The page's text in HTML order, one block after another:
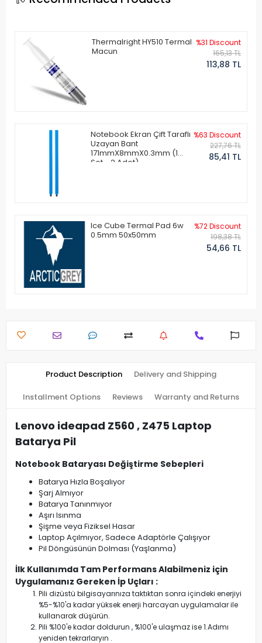
Thermalright HY510 Termal
Macun
%31 Discount
165,13 TL
113,88 TL
Notebook Ekran Çift Taraflı
Uzayan Bant
171mmX8mmX0.3mm (1
Set - 2 Adet)
%63 Discount
227,76 TL
85,41 TL
Ice Cube Termal Pad 6w
0.5mm 50x50mm
%72 Discount
198,38 TL
54,66 TL
Product Description Delivery and Shipping
Installment Options Reviews Warranty and Returns
Lenovo ideapad Z560 , Z475 Laptop
Batarya Pil
Notebook Bataryası Değiştirme Sebepleri
Batarya Hızla Boşalıyor
Şarj Almıyor
Batarya Tanınmıyor
Aşırı Isınma
Şişme veya Fiziksel Hasar
Laptop Açılmıyor, Sadece Adaptörle Çalışıyor
Pil Döngüsünün Dolması (Yaşlanma)
İlk Kullanımda Tam Performans Alabilmeniz için
Uygulamanız Gereken İp Uçları :
Pili dizüstü bilgisayarınıza taktıktan sonra içindeki enerjiyi
%5-%10'a kadar yüksek enerji harcayan uygulamalar ile
kullanarak düşürün.
Pili %100'e kadar doldurun , %100'e ulaşmaz ise 1.Adımı
yeniden tekrarlaryın .